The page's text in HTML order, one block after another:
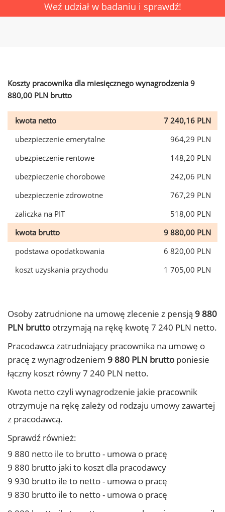
Weź udział w badaniu i sprawdź!
Koszty pracownika dla miesięcznego wynagrodzenia 9
880,00 PLN brutto
kwota netto
7 240,16 PLN
ubezpieczenie emerytalne
964,29 PLN
ubezpieczenie rentowe
148,20 PLN
ubezpieczenie chorobowe
242,06 PLN
ubezpieczenie zdrowotne
767,29 PLN
zaliczka na PIT
518,00 PLN
kwota brutto
9 880,00 PLN
podstawa opodatkowania
6 820,00 PLN
koszt uzyskania przychodu
1 705,00 PLN
Osoby zatrudnione na umowę zlecenie z pensją 9 880
PLN brutto otrzymają na rękę kwotę 7 240 PLN netto.
Pracodawca zatrudniający pracownika na umowę o
pracę z wynagrodzeniem 9 880 PLN brutto poniesie
łączny koszt równy 7 240 PLN netto.
Kwota netto czyli wynagrodzenie jakie pracownik
otrzymuje na rękę zależy od rodzaju umowy zawartej
z pracodawcą.
Sprawdź również:
9 880 netto ile to brutto - umowa o pracę
9 880 brutto jaki to koszt dla pracodawcy
9 930 brutto ile to netto - umowa o pracę
9 830 brutto ile to netto - umowa o pracę